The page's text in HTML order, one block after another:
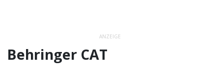
ANZEIGE
Behringer CAT